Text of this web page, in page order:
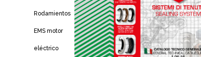
Rodamientos
EMS motor
eléctrico